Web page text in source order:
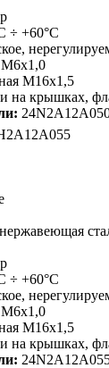
÷ +60°C
M16x1,5
на крышках,
÷ +60°C
M16x1,5
на крышках,